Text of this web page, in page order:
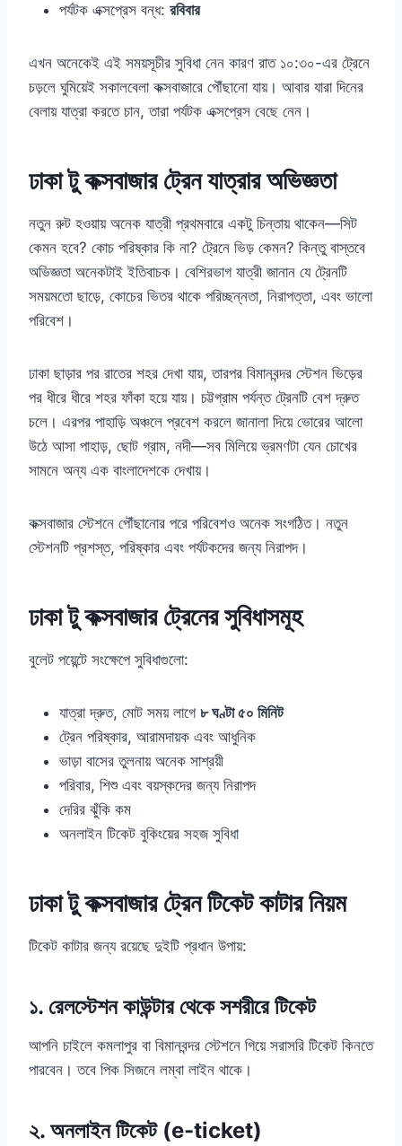
পর্যটক এক্সপ্রেস বন্ধ: রবিবার
এখন অনেকেই এই সময়সূচীর সুবিধা নেন কারণ রাত ১০:৩০-এর ট্রেনে
চড়লে ঘুমিয়েই সকালবেলা কক্সবাজারে পৌঁছানো যায়। আবার যারা দিনের
বেলায় যাত্রা করতে চান, তারা পর্যটক এক্সপ্রেস বেছে নেন।
ঢাকা টু কক্সবাজার ট্রেন যাত্রার অভিজ্ঞতা
নতুন রুট হওয়ায় অনেক যাত্রী প্রথমবারে একটু চিন্তায় থাকেন—সিট
কেমন হবে? কোচ পরিষ্কার কি না? ট্রেনে ভিড় কেমন? কিন্তু বাস্তবে
অভিজ্ঞতা অনেকটাই ইতিবাচক। বেশিরভাগ যাত্রী জানান যে ট্রেনটি
সময়মতো ছাড়ে, কোচের ভিতর থাকে পরিচ্ছন্নতা, নিরাপত্তা, এবং ভালো
পরিবেশ।
ঢাকা ছাড়ার পর রাতের শহর দেখা যায়, তারপর বিমানবন্দর স্টেশন ভিড়ের
পর ধীরে ধীরে শহর ফাঁকা হয়ে যায়। চট্টগ্রাম পর্যন্ত ট্রেনটি বেশ দ্রুত
চলে। এরপর পাহাড়ি অঞ্চলে প্রবেশ করলে জানালা দিয়ে ভোরের আলো
উঠে আসা পাহাড়, ছোট গ্রাম, নদী—সব মিলিয়ে ভ্রমণটা যেন চোখের
সামনে অন্য এক বাংলাদেশকে দেখায়।
কক্সবাজার স্টেশনে পৌঁছানোর পরে পরিবেশও অনেক সংগঠিত। নতুন
স্টেশনটি প্রশস্ত, পরিষ্কার এবং পর্যটকদের জন্য নিরাপদ।
ঢাকা টু কক্সবাজার ট্রেনের সুবিধাসমূহ
বুলেট পয়েন্টে সংক্ষেপে সুবিধাগুলো:
যাত্রা দ্রুত, মোট সময় লাগে ৮ ঘণ্টা ৫০ মিনিট
ট্রেন পরিষ্কার, আরামদায়ক এবং আধুনিক
ভাড়া বাসের তুলনায় অনেক সাশ্রয়ী
পরিবার, শিশু এবং বয়স্কদের জন্য নিরাপদ
দেরির ঝুঁকি কম
অনলাইন টিকেট বুকিংয়ের সহজ সুবিধা
ঢাকা টু কক্সবাজার ট্রেন টিকেট কাটার নিয়ম
টিকেট কাটার জন্য রয়েছে দুইটি প্রধান উপায়:
১. রেলস্টেশন কাউন্টার থেকে সশরীরে টিকেট
আপনি চাইলে কমলাপুর বা বিমানবন্দর স্টেশনে গিয়ে সরাসরি টিকেট কিনতে
পারবেন। তবে পিক সিজনে লম্বা লাইন থাকে।
২. অনলাইন টিকেট (e-ticket)